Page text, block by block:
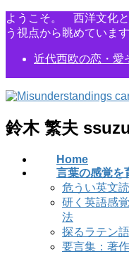
コ
ン
ツ
に
動
ナ
ビ
シ
ョ
に
移
ようこそ。 西洋文化
う視点から眺めています
近代西欧の恋・愛
鈴木 繁夫
Home
言葉の感覚を
危うい英文
研く英語感
法
探るラテン
要言集：著